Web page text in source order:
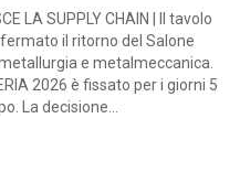
LA SUPPLY CHAIN | Il tavolo
il ritorno del Salone
e metalmeccanica.
2026 è fissato per i giorni 5
La decisione...